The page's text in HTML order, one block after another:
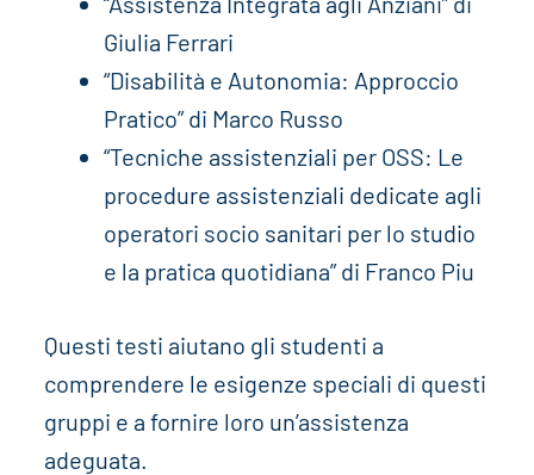
Giulia Ferrari
“Disabilità e Autonomia: Approccio
Pratico” di Marco Russo
“Tecniche assistenziali per OSS: Le
procedure assistenziali dedicate agli
operatori socio sanitari per lo studio
e la pratica quotidiana” di Franco Piu
Questi testi aiutano gli studenti a
comprendere le esigenze speciali di questi
gruppi e a fornire loro un’assistenza
adeguata.